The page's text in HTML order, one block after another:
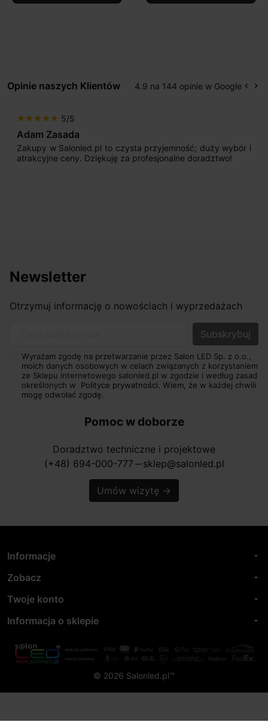
Opinie naszych Klientów 4.9 na 144 opinie w Google keyboard_arrow_left keyboard_arrow_right
star star star star star 5/5
Adam Zasada
Zakupy w Salonled.pl to czysta przyjemność; duży wybór i
atrakcyjne ceny. Dziękuję za profesjonalne doradztwo!
Newsletter
Otrzymuj informację o nowościach i wyprzedażach
Wyrażam zgodę na przetwarzanie przez Salon LED Sp. z o.o.,
moich danych osobowych w celach związanych z korzystaniem
ze Sklepu internetowego salonled.pl w zgodzie i według zasad
określonych w Polityce prywatności. Wiem, że w każdej chwili
mogę odwołać zgodę.
Pomoc w doborze
Doradztwo techniczne i projektowe
(+48) 694-000-777 horizontal_rule sklep@salonled.pl
Umów wizytę →
Informacje arrow_drop_down
Zobacz arrow_drop_down
Twoje konto arrow_drop_down
Informacja o sklepie arrow_drop_down
© 2026 Salonled.pl™